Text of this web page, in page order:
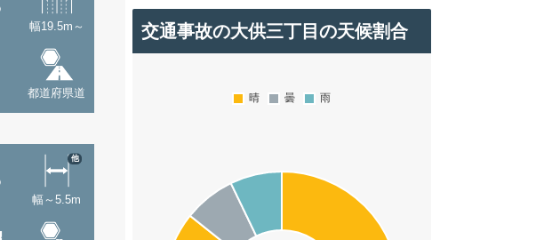
幅19.5m～
都道府県道
幅～5.5m
他
交通事故の大供三丁目の天候割合